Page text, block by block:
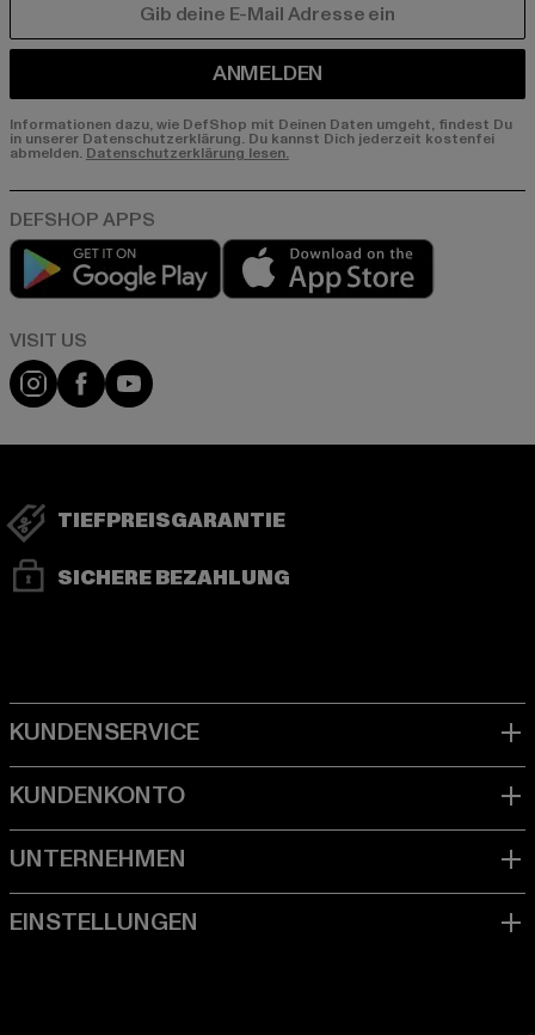
ANMELDEN
Informationen dazu, wie DefShop mit Deinen Daten umgeht, findest Du
in unserer Datenschutzerklärung. Du kannst Dich jederzeit kostenfei
abmelden. Datenschutzerklärung lesen.
Play market
Visit our Instagram page:
Visit our Facebook page:
Visit our YouTube channel:
TIEFPREISGARANTIE
SICHERE BEZAHLUNG